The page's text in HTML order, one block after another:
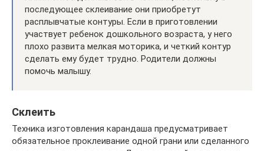
последующее склеивание они приобретут
расплывчатые контуры. Если в приготовлении
участвует ребенок дошкольного возраста, у него
плохо развита мелкая моторика, и четкий контур
сделать ему будет трудно. Родители должны
помочь малышу.
Склеить
Техника изготовления карандаша предусматривает
обязательное проклеивание одной грани или сделанного